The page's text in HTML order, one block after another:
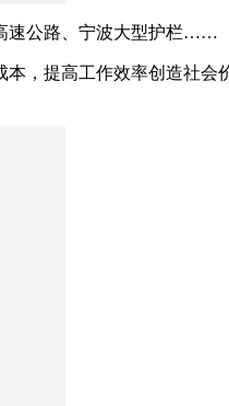
速公路、宁波大型护栏……
，提高工作效率创造社会